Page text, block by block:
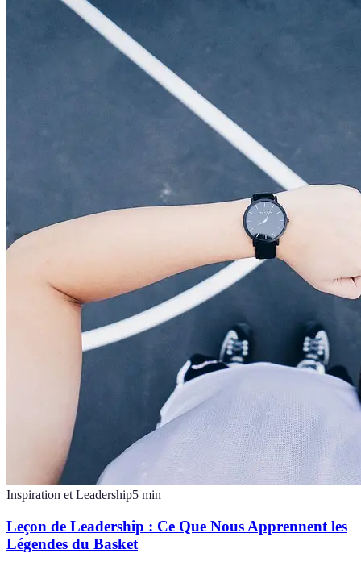
Inspiration et Leadership5 min
Leçon de Leadership : Ce Que Nous Apprennent les
Légendes du Basket